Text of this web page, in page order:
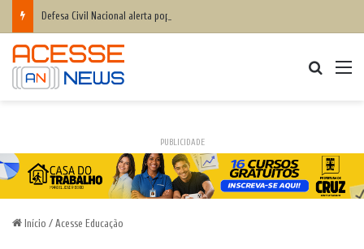
PUBLICIDADE
Início / Acesse Educação